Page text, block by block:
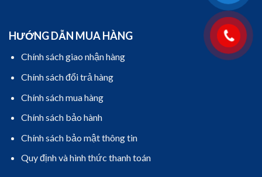
HƯỚNG DẪN MUA HÀNG
Chính sách giao nhận hàng
Chính sách đổi trả hàng
Chính sách mua hàng
Chính sách bảo hành
Chính sách bảo mật thông tin
Quy định và hình thức thanh toán